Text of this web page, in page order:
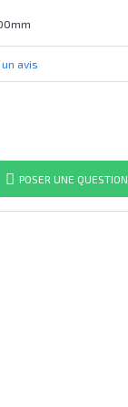
avis
POSER UNE QUESTION